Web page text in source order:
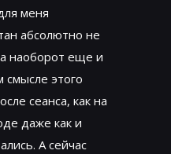
меня
абсолютно не
наоборот еще и
этого
сеанса, как на
даже как и
А сейчас